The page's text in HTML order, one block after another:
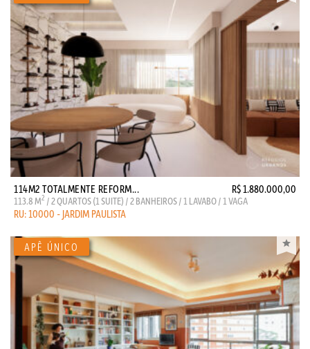
114M2 TOTALMENTE REFORM... R$ 1.880.000,00
113.8 M2 / 2 QUARTOS (1 SUITE) / 2 BANHEIROS / 1 LAVABO / 1 VAGA
RU: 10000 - JARDIM PAULISTA